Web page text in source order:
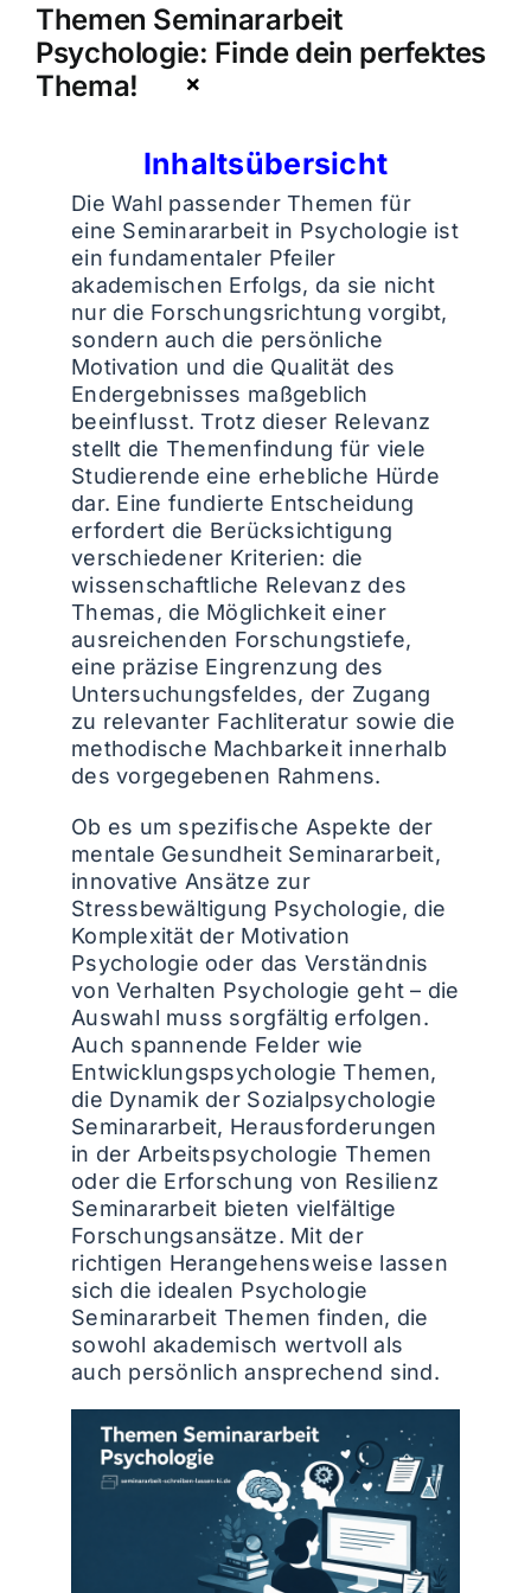
Themen Seminararbeit
Psychologie: Finde dein perfektes
Thema!
Inhaltsübersicht
Die Wahl passender Themen für
eine Seminararbeit in Psychologie ist
ein fundamentaler Pfeiler
akademischen Erfolgs, da sie nicht
nur die Forschungsrichtung vorgibt,
sondern auch die persönliche
Motivation und die Qualität des
Endergebnisses maßgeblich
beeinflusst. Trotz dieser Relevanz
stellt die Themenfindung für viele
Studierende eine erhebliche Hürde
dar. Eine fundierte Entscheidung
erfordert die Berücksichtigung
verschiedener Kriterien: die
wissenschaftliche Relevanz des
Themas, die Möglichkeit einer
ausreichenden Forschungstiefe,
eine präzise Eingrenzung des
Untersuchungsfeldes, der Zugang
zu relevanter Fachliteratur sowie die
methodische Machbarkeit innerhalb
des vorgegebenen Rahmens.
Ob es um spezifische Aspekte der
mentale Gesundheit Seminararbeit,
innovative Ansätze zur
Stressbewältigung Psychologie, die
Komplexität der Motivation
Psychologie oder das Verständnis
von Verhalten Psychologie geht – die
Auswahl muss sorgfältig erfolgen.
Auch spannende Felder wie
Entwicklungspsychologie Themen,
die Dynamik der Sozialpsychologie
Seminararbeit, Herausforderungen
in der Arbeitspsychologie Themen
oder die Erforschung von Resilienz
Seminararbeit bieten vielfältige
Forschungsansätze. Mit der
richtigen Herangehensweise lassen
sich die idealen Psychologie
Seminararbeit Themen finden, die
sowohl akademisch wertvoll als
auch persönlich ansprechend sind.